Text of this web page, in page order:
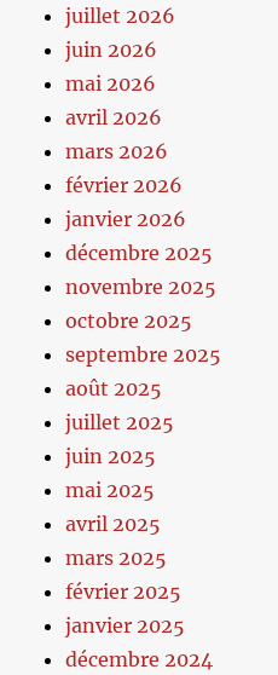
juillet 2026
juin 2026
mai 2026
avril 2026
mars 2026
février 2026
janvier 2026
décembre 2025
novembre 2025
octobre 2025
septembre 2025
août 2025
juillet 2025
juin 2025
mai 2025
avril 2025
mars 2025
février 2025
janvier 2025
décembre 2024